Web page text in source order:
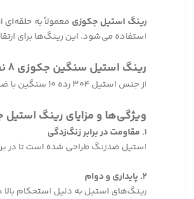
رینگ استیل جکوزی
استفاده می‌شود. این رینگ‌ها برای
رینگ استیل سنگین جکوزی ۸ نفره
از جنس استیل ۳۰۴ رده ۱۰ سنگین با ضخامت استیل ۳ میلی متر دارای قطر رینگ بالایی ۳۰۰ سانتی متر و قطر رینگ پایین ۲۲۰ سانتی متر می باشد.
ویژگی‌ها و مزایای رینگ
۱. مقاومت در برابر زنگ‌زدگی
استیل ضدزنگ طراحی شده است تا در
۲. پایداری و دوام
رینگ‌های استیل به دلیل استحکام بالا